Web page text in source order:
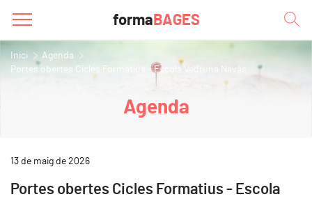
forma BAGES
Inici
Agenda
Portes obertes Cicles Formatius - Escola Vedruna Navàs
Agenda
13 de maig de 2026
Portes obertes Cicles Formatius - Escola